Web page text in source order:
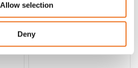
Allow selection
Deny